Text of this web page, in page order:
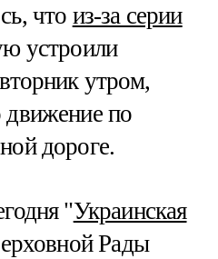
что из-за серии
устроили
утром,
движение по
дороге.
"Украинская
Рады